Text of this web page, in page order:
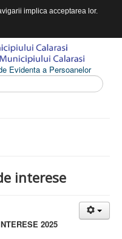
Evidenta a Persoanelor
interese
2025
implica acceptarea lor.